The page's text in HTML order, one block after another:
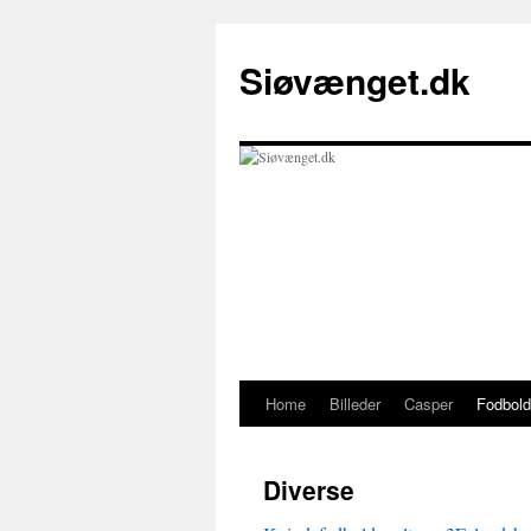
content
Siøvænget.dk
Home Billeder Casper Fodbold
Diverse